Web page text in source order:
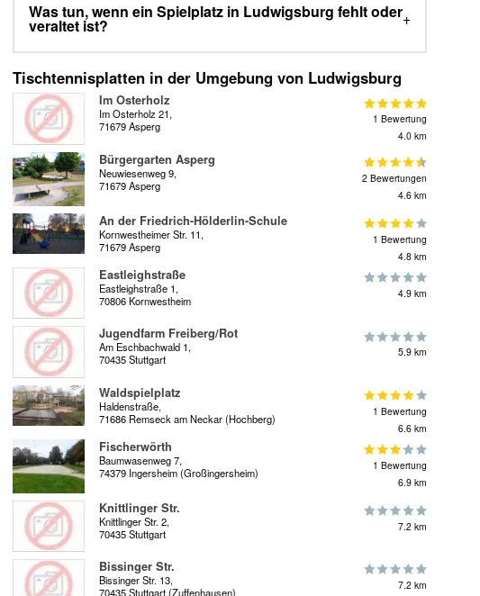
Was tun, wenn ein Spielplatz in Ludwigsburg fehlt oder
veraltet ist?
Tischtennisplatten in der Umgebung von Ludwigsburg
Im Osterholz
Im Osterholz 21,
71679 Asperg
1 Bewertung
4.0 km
Bürgergarten Asperg
Neuwiesenweg 9,
71679 Asperg
2 Bewertungen
4.6 km
An der Friedrich-Hölderlin-Schule
Kornwestheimer Str. 11,
71679 Asperg
1 Bewertung
4.8 km
Eastleighstraße
Eastleighstraße 1,
70806 Kornwestheim
4.9 km
Jugendfarm Freiberg/Rot
Am Eschbachwald 1,
70435 Stuttgart
5.9 km
Waldspielplatz
Haldenstraße,
71686 Remseck am Neckar (Hochberg)
1 Bewertung
6.6 km
Fischerwörth
Baumwasenweg 7,
74379 Ingersheim (Großingersheim)
1 Bewertung
6.9 km
Knittlinger Str.
Knittlinger Str. 2,
70435 Stuttgart
7.2 km
Bissinger Str.
Bissinger Str. 13,
70435 Stuttgart (Zuffenhausen)
7.2 km